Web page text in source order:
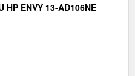
HP ENVY 13-AD106NE